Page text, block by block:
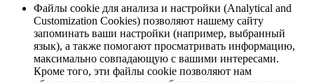
Файлы cookie для анализа и настройки (Analytical and
Customization Cookies) позволяют нашему сайту
запоминать ваши настройки (например, выбранный
язык), а также помогают просматривать информацию,
максимально совпадающую с вашими интересами.
Кроме того, эти файлы cookie позволяют нам